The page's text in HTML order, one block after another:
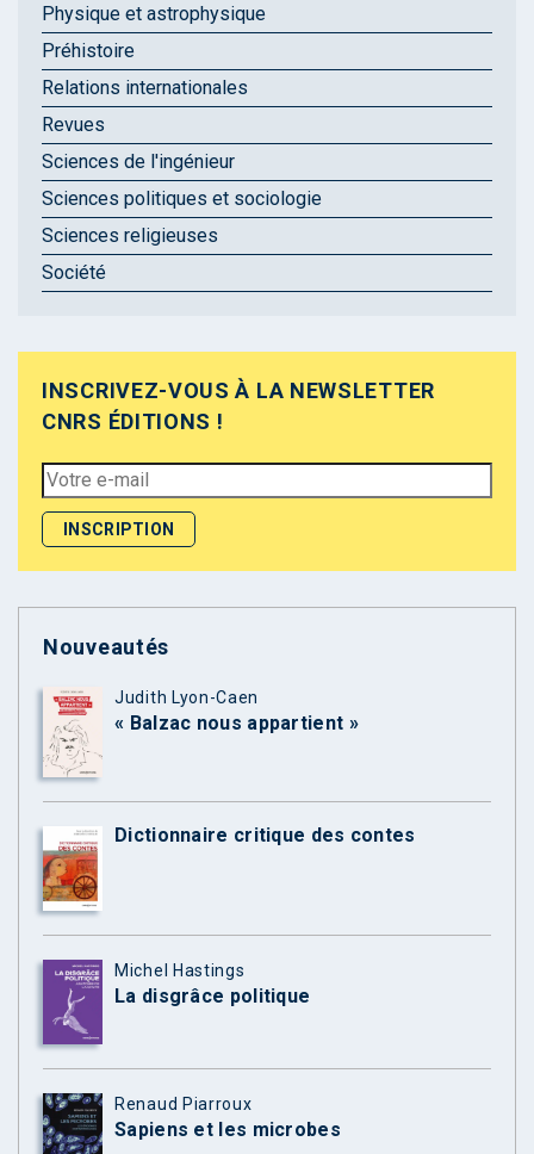
Physique et astrophysique
Préhistoire
Relations internationales
Revues
Sciences de l'ingénieur
Sciences politiques et sociologie
Sciences religieuses
Société
INSCRIVEZ-VOUS À LA NEWSLETTER
CNRS ÉDITIONS !
Nouveautés
Judith Lyon-Caen
« Balzac nous appartient »
Dictionnaire critique des contes
Michel Hastings
La disgrâce politique
Renaud Piarroux
Sapiens et les microbes